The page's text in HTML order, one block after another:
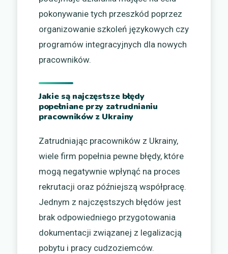
pokonywanie tych przeszkód poprzez
organizowanie szkoleń językowych czy
programów integracyjnych dla nowych
pracowników.
Jakie są najczęstsze błędy
popełniane przy zatrudnianiu
pracowników z Ukrainy
Zatrudniając pracowników z Ukrainy,
wiele firm popełnia pewne błędy, które
mogą negatywnie wpłynąć na proces
rekrutacji oraz późniejszą współpracę.
Jednym z najczęstszych błędów jest
brak odpowiedniego przygotowania
dokumentacji związanej z legalizacją
pobytu i pracy cudzoziemców.